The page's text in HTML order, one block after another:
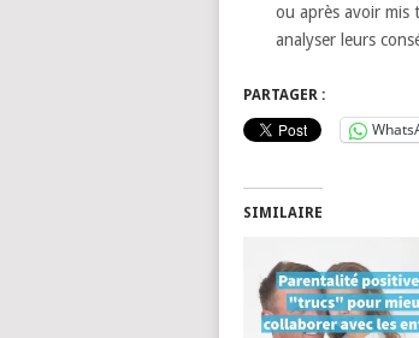
ou après avoir mis
analyser leurs
PARTAGER :
SIMILAIRE